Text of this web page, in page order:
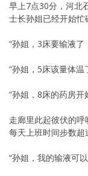
早上7点30分，河北
士长孙姐已经开始忙
“孙姐，3床要输液了
“孙姐，5床该量体温
“孙姐，8床的药房开
走廊里此起彼伏的呼
每天上班时间步数
“孙姐，我的输液可